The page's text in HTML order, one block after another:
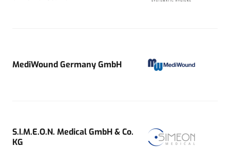
MediWound Germany GmbH
S.I.M.E.O.N. Medical GmbH & Co.
KG